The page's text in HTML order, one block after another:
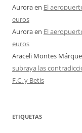
Auroraen El
euros
Auroraen El
euros
Araceli Montes
subraya las
F.C. y Betis
ETIQUETAS